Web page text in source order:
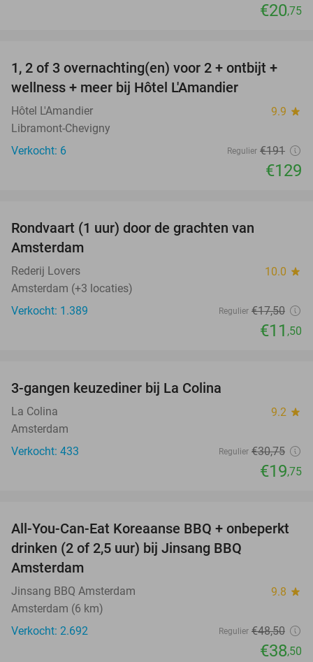
€20,75
32%
TODAY
1, 2 of 3 overnachting(en) voor 2 + ontbijt +
wellness + meer bij Hôtel L'Amandier
Hôtel L'Amandier 9.9 star
Libramont-Chevigny
Verkocht: 6
Regulier €191
€129
Rondvaart (1 uur) door de grachten van
Amsterdam
Rederij Lovers 10.0 star
Amsterdam (+3 locaties)
Verkocht: 1.389
Regulier €17,50
€11 ,50
3-gangen keuzediner bij La Colina
La Colina 9.2 star
Amsterdam
Verkocht: 433
Regulier €30,75
€19,75
21%
All-You-Can-Eat Koreaanse BBQ + onbeperkt
drinken (2 of 2,5 uur) bij Jinsang BBQ
Amsterdam
Jinsang BBQ Amsterdam 9.8 star
Amsterdam (6 km)
Verkocht: 2.692
Regulier €48,50
€38,50